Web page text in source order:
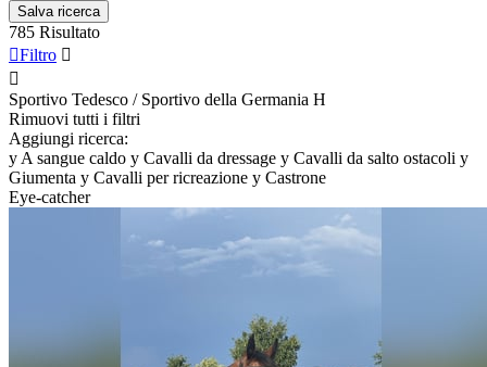
Salva ricerca
785 Risultato
Filtro 

Sportivo Tedesco / Sportivo della Germania H
Rimuovi tutti i filtri
Aggiungi ricerca:
y A sangue caldo y Cavalli da dressage y Cavalli da salto ostacoli y
Giumenta y Cavalli per ricreazione y Castrone
Eye-catcher